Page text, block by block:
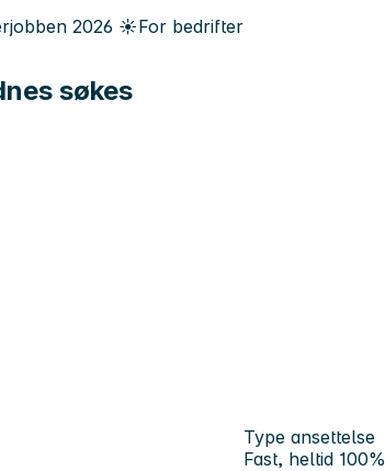
2026 ☀️For bedrifter
søkes
Type ansettelse
Fast, heltid 100%